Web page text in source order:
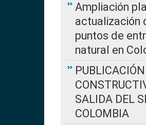
Ampliación
actualización
puntos de
natural en
SALIDA DEL
COLOMBIA